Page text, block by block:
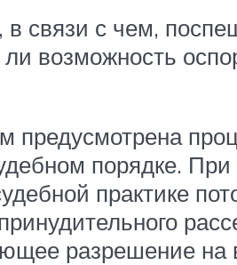
в связи с чем,
возможность
предусмотрена
порядке.
практике
разрешение на